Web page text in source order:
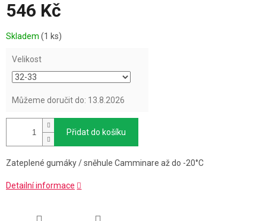
546 Kč
cena:
Skladem (1 ks)
Velikost
Můžeme doručit do: 13.8.2026
Přidat do košíku
Zateplené gumáky / sněhule Camminare až do -20°C
Detailní informace